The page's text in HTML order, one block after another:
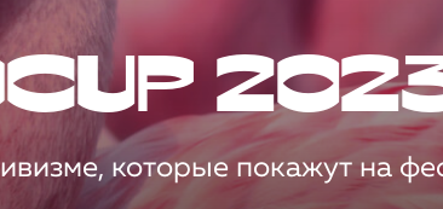
которые покажут на